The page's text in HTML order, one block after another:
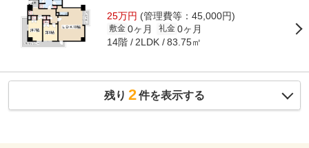
25万円 (管理費等：45,000円)
敷金 0ヶ月 礼金 0ヶ月
14階 2LDK 83.75㎡
残り 2件を表示する